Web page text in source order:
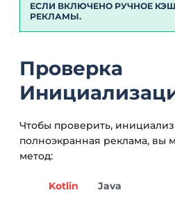
ЕСЛИ ВКЛЮЧЕНО РУЧНОЕ
РЕКЛАМЫ.
Проверка
Чтобы проверить,
полноэкранная реклама, вы
метод:
Kotlin Java